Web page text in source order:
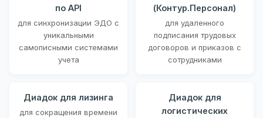
по API
для синхронизации ЭДО с
уникальными
самописными системами
учета
(Контур.Персонал)
для удаленного
подписания трудовых
договоров и приказов с
сотрудниками
Диадок для лизинга
для сокращения времени
Диадок для
логистических